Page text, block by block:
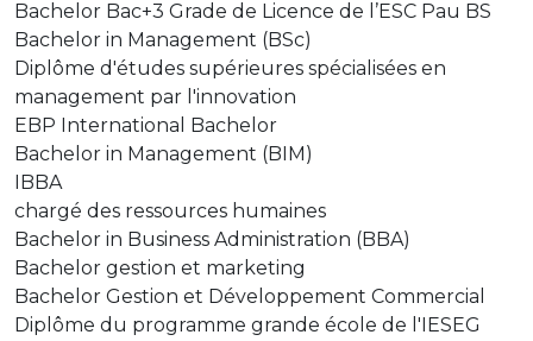
Bachelor Bac+3 Grade de Licence de l’ESC Pau BS
Bachelor in Management (BSc)
Diplôme d'études supérieures spécialisées en
management par l'innovation
EBP International Bachelor
Bachelor in Management (BIM)
IBBA
chargé des ressources humaines
Bachelor in Business Administration (BBA)
Bachelor gestion et marketing
Bachelor Gestion et Développement Commercial
Diplôme du programme grande école de l'IESEG